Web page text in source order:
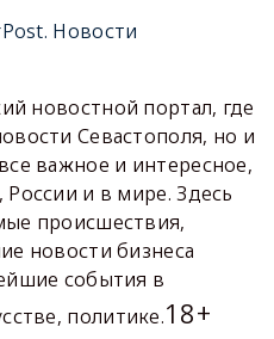
Новости
новостной портал, где
Севастополя, но и
важное и интересное,
и в мире. Здесь
происшествия,
новости бизнеса
события в
политике.18+